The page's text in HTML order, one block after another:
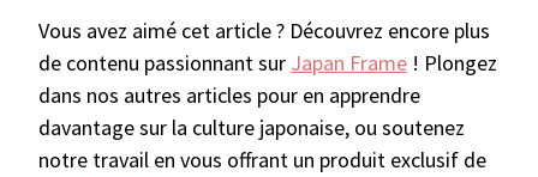
Vous avez aimé cet article ? Découvrez encore plus
de contenu passionnant sur Japan Frame ! Plongez
dans nos autres articles pour en apprendre
davantage sur la culture japonaise, ou soutenez
notre travail en vous offrant un produit exclusif de